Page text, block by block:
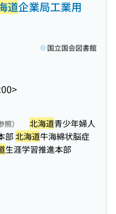
道企業局工業用
国立国会図書館
） 北海道青少年婦人
部北海道牛海綿状脳症
生涯学習推進本部